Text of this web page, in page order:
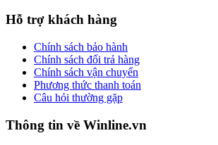
Hỗ trợ khách hàng
Chính sách bảo hành
Chính sách đổi trả hàng
Chính sách vận chuyển
Phương thức thanh toán
Câu hỏi thường gặp
Thông tin về Winline.vn